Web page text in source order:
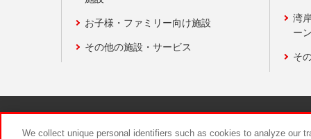
お子様・ファミリー向け施設
その他の施設・サービス
湾
ー
そ
We collect unique personal identifiers such as cookies to analyze our